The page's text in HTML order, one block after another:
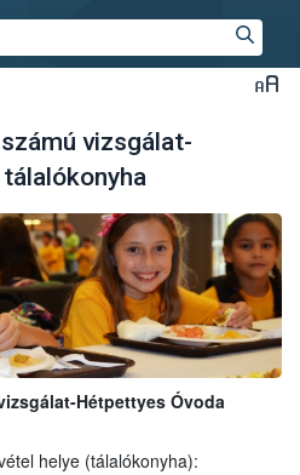
vizsgálat-
Hétpettyes Óvoda
helye (tálalókonyha):